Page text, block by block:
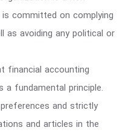
committed on complying
as avoiding any political or
financial accounting
fundamental principle.
and strictly
and articles in the